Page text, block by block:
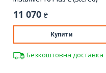
11 070 ₴
Купити
Безкоштовна доставка